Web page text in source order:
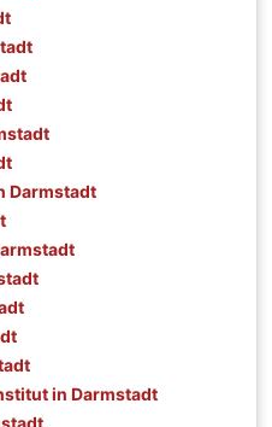
Darmstadt
in Darmstadt